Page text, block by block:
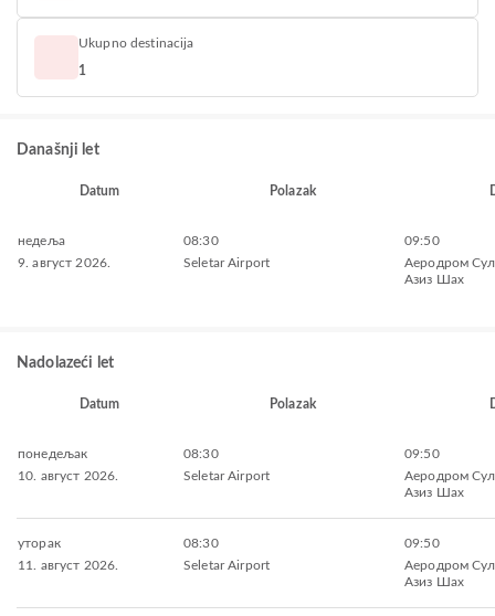
Ukupno destinacija
1
Današnji let
Datum Polazak
недеља
9. август 2026.
08:30
Seletar Airport
09:50
Aеродром
Азиз Шах
Nadolazeći let
Datum Polazak
понедељак
10. август 2026.
08:30
Seletar Airport
09:50
Aеродром
Азиз Шах
уторак
11. август 2026.
08:30
Seletar Airport
09:50
Aеродром
Азиз Шах